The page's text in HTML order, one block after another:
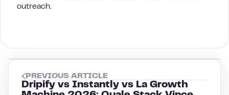
outreach.
PREVIOUS ARTICLE
Dripify vs Instantly vs La Growth